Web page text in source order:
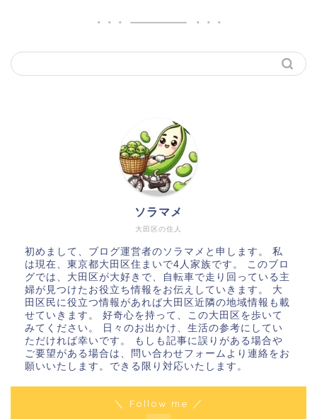
大田区の住人
ソラマメ
初めまして、ブログ運営者のソラマメと申します。 私
は現在、東京都大田区住まいで4人家族です。 このブロ
グでは、大田区が大好きで、自転車で走り回っている主
婦が見つけたお役立ち情報をお伝えしていきます。 大
田区民に役立つ情報があれば大田区近隣の地域情報も載
せていきます。 好奇心を持って、この大田区を歩いて
みてください。 日々のお出かけ、生活の参考にしてい
ただければ幸いです。 もしも記事に誤りがある場合や
ご要望がある場合は、問い合わせフォームより連絡をお
願いいたします。できる限り対応いたします。
＼ Follow me ／